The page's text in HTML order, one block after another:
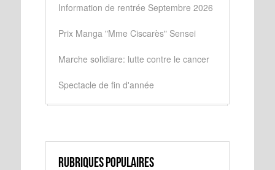
Information de rentrée Septembre 2026
Prix Manga "Mme Ciscarès" Sensei
Marche solidiare: lutte contre le cancer
Spectacle de fin d'année
Rubriques populaires